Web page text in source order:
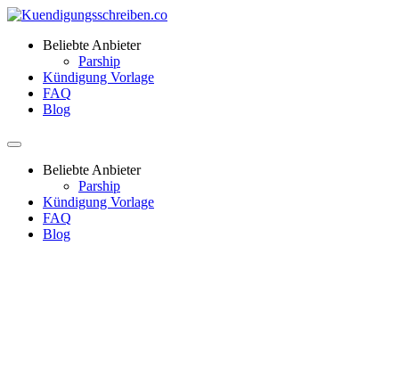
Beliebte Anbieter
Parship
Kündigung Vorlage
FAQ
Blog
Beliebte Anbieter
Parship
Kündigung Vorlage
FAQ
Blog